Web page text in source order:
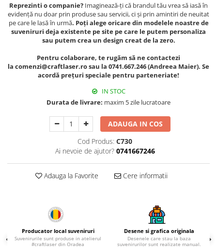
Iasi
Maramures
Oradea
Timisoara
Palate si Curti Domnesti
Palatul Alexandru Ioan Cuza,
Palatul Culturii Iasi
Tablouri metalice
Colectia "Belle Epoque"
Colectia "Visit Romania"
Colectia Vintage
Reprezinti o companie? Imaginează-ți că brandul tău vrea să iasă în
evidență nu doar prin produse sau servicii, ci și prin amintiri de neuitat
pe care le lasă în urmă. Poți alege oricare din modelele noastre de
suveniruri deja existente pe site pe care le putem personaliza
sau putem crea un design creat de la zero.
Pentru colaborare, te rugăm să ne contactezi
la comenzi@craftlaser.ro sau la 0741.667.246 (Andreea Maier). Se
acordă prețuri speciale pentru parteneriate!
IN STOC
Durata de livrare: maxim 5 zile lucratoare
ADAUGA IN COS
Cod Produs: C730
Ai nevoie de ajutor? 0741667246
Adauga la Favorite Cere informatii
Producator local suveniruri
Suvenirurile sunt produse in atelierul
#craftlaser din Oradea
Desene si grafica originala
Desenele care stau la baza
suvenirurilor sunt realizate manual.